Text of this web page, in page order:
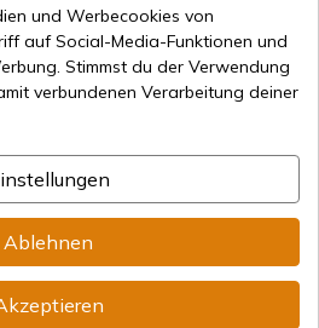
57,98 €
REF: AZCS66H2MN
BEIDE MITSURI KANROJI
und Werbecookies von
auf Social-Media-Funktionen und
Stimmst du der Verwendung
verbundenen Verarbeitung deiner
Ablehnen